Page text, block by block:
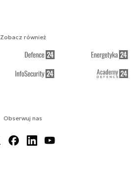
Obserwuj nas
Zobacz również